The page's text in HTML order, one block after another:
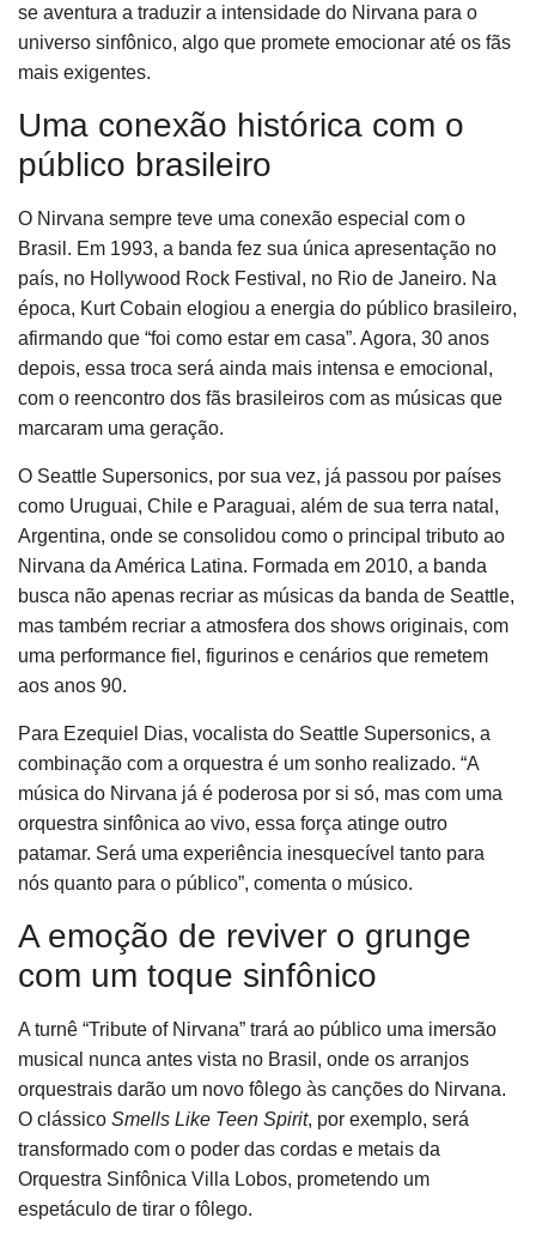
se aventura a traduzir a intensidade do Nirvana para o
universo sinfônico, algo que promete emocionar até os fãs
mais exigentes.
Uma conexão histórica com o
público brasileiro
O Nirvana sempre teve uma conexão especial com o
Brasil. Em 1993, a banda fez sua única apresentação no
país, no Hollywood Rock Festival, no Rio de Janeiro. Na
época, Kurt Cobain elogiou a energia do público brasileiro,
afirmando que “foi como estar em casa”. Agora, 30 anos
depois, essa troca será ainda mais intensa e emocional,
com o reencontro dos fãs brasileiros com as músicas que
marcaram uma geração.
O Seattle Supersonics, por sua vez, já passou por países
como Uruguai, Chile e Paraguai, além de sua terra natal,
Argentina, onde se consolidou como o principal tributo ao
Nirvana da América Latina. Formada em 2010, a banda
busca não apenas recriar as músicas da banda de Seattle,
mas também recriar a atmosfera dos shows originais, com
uma performance fiel, figurinos e cenários que remetem
aos anos 90.
Para Ezequiel Dias, vocalista do Seattle Supersonics, a
combinação com a orquestra é um sonho realizado. “A
música do Nirvana já é poderosa por si só, mas com uma
orquestra sinfônica ao vivo, essa força atinge outro
patamar. Será uma experiência inesquecível tanto para
nós quanto para o público”, comenta o músico.
A emoção de reviver o grunge
com um toque sinfônico
A turnê “Tribute of Nirvana” trará ao público uma imersão
musical nunca antes vista no Brasil, onde os arranjos
orquestrais darão um novo fôlego às canções do Nirvana.
O clássico Smells Like Teen Spirit, por exemplo, será
transformado com o poder das cordas e metais da
Orquestra Sinfônica Villa Lobos, prometendo um
espetáculo de tirar o fôlego.